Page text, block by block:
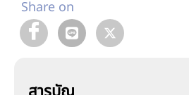
Share on